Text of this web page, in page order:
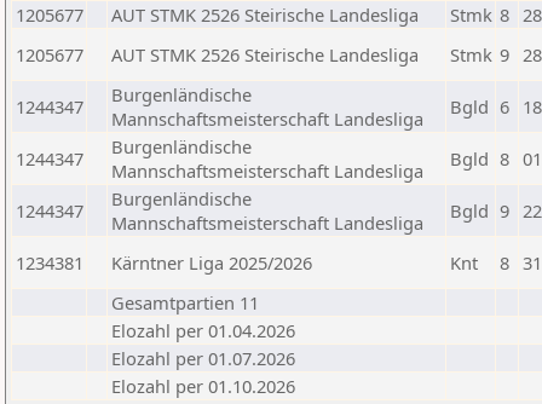
1205677
AUT STMK 2526 Steirische Landesliga Stmk 8
1205677
AUT STMK 2526 Steirische Landesliga Stmk 9
1244347
Burgenländische
Mannschaftsmeisterschaft Landesliga
Bgld 6
1244347
Burgenländische
Mannschaftsmeisterschaft Landesliga
Bgld 8
1244347
Burgenländische
Mannschaftsmeisterschaft Landesliga
Bgld 9
1234381 Kärntner Liga 2025/2026 Knt 8
Gesamtpartien 11
Elozahl per 01.04.2026
Elozahl per 01.07.2026
Elozahl per 01.10.2026